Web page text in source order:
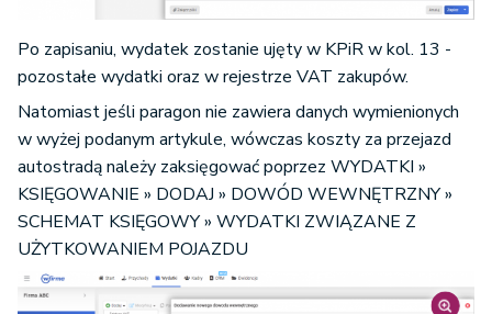
Po zapisaniu, wydatek zostanie ujęty w KPiR w kol. 13 -
pozostałe wydatki oraz w rejestrze VAT zakupów.
Natomiast jeśli paragon nie zawiera danych wymienionych
w wyżej podanym artykule, wówczas koszty za przejazd
autostradą należy zaksięgować poprzez WYDATKI »
KSIĘGOWANIE » DODAJ » DOWÓD WEWNĘTRZNY »
SCHEMAT KSIĘGOWY » WYDATKI ZWIĄZANE Z
UŻYTKOWANIEM POJAZDU